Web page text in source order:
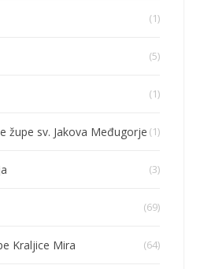
(1)
(5)
(1)
župe sv. Jakova Međugorje (1)
(3)
(69)
Kraljice Mira (64)